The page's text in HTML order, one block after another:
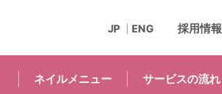
ネイルメニュー サービスの流れ
採用情報
JP ENG